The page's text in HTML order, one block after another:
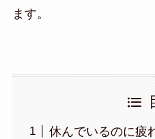
ます。
休んでいるのに疲